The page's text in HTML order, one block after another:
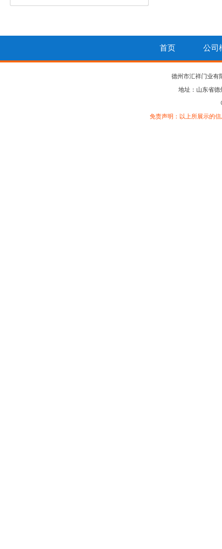
首页 公司
德州市汇祥门业有
地址：山东省德
免责声明：以上所展示的